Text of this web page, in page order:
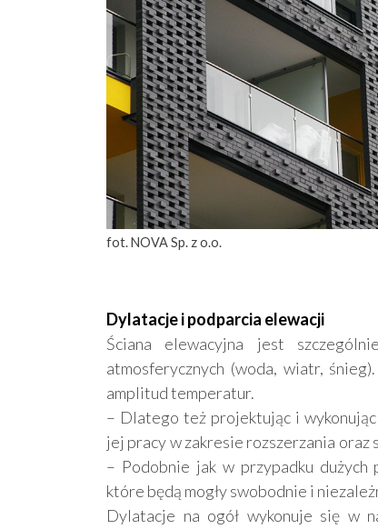
fot. NOVA Sp. z o.o.
Dylatacje i podparcia elewacji
Ściana elewacyjna jest
atmosferycznych (woda, wiatr,
amplitud temperatur.
– Dlatego też projektując i
jej pracy w zakresie rozszerzania
– Podobnie jak w przypadku dużych
które będą mogły swobodnie i
Dylatacje na ogół wykonuje się w